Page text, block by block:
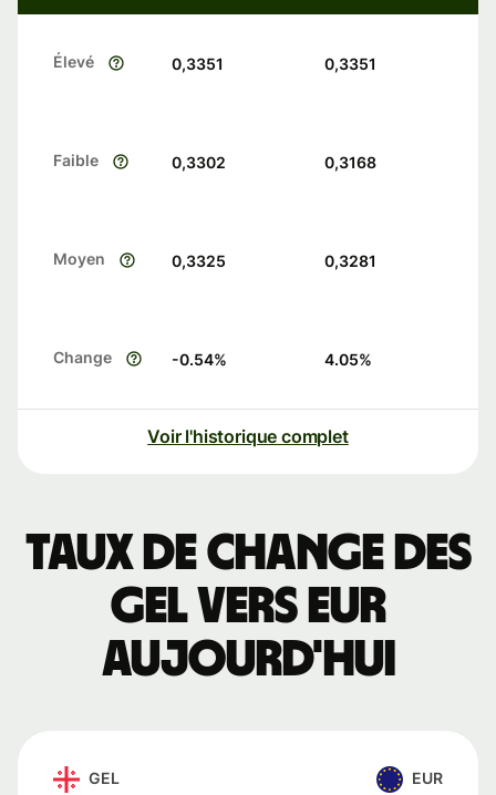
Élevé 0,3351 0,3351
Faible 0,3302 0,3168
Moyen 0,3325 0,3281
Change -0.54% 4.05%
Voir l'historique complet
Taux de change des
GEL vers EUR
aujourd'hui
GEL EUR